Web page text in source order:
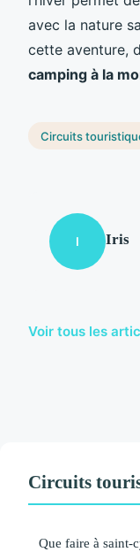
avec la nature
cette aventure,
camping à la
Circuits
I Iris
Voir tous les
Circuits
Que faire à saint-